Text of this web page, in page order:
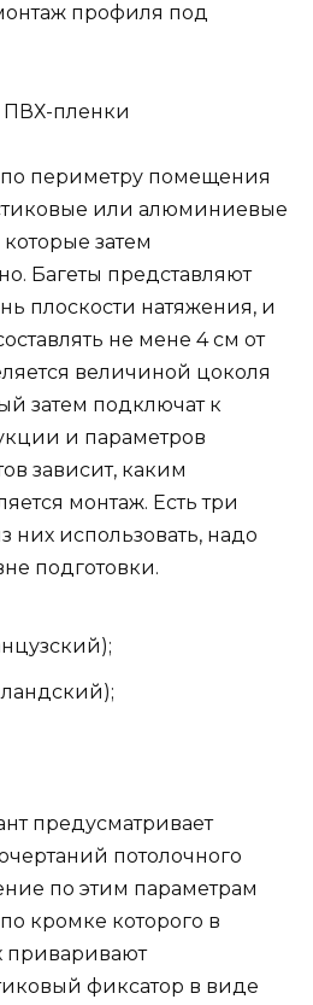
профиля под
пленки
по периметру помещения
или алюминиевые
затем
Багеты представляют
плоскости натяжения, и
не мене 4 см от
величиной цоколя
затем подключат к
и параметров
зависит, каким
монтаж. Есть три
них использовать, надо
подготовки.
предусматривает
потолочного
по этим параметрам
кромке которого в
приваривают
фиксатор в виде